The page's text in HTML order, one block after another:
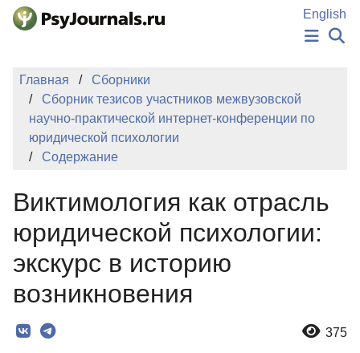
Перейти к основному содержанию
English
НОВОСТИ
АВТОРЫ
ПОДАТЬ РУКОПИСЬ
БАЗА ЗНАНИЙ
КЛЮЧЕВЫЕ СЛОВА
Главная
Сборники
Сборник тезисов участников межвузовской
научно-практической интернет-конференции по
юридической психологии
Содержание
Виктимология как отрасль
юридической психологии:
экскурс в историю
возникновения
375